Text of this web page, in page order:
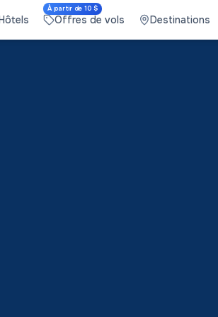
À partir de 10 $
Offres de vols Destinations